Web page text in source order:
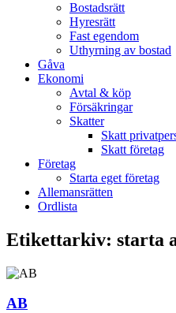
Bostadsrätt
Hyresrätt
Fast egendom
Uthyrning av bostad
Gåva
Ekonomi
Avtal & köp
Försäkringar
Skatter
Skatt
Skatt företag
Företag
Starta eget företag
Allemansrätten
Ordlista
Etikettarkiv: starta
AB